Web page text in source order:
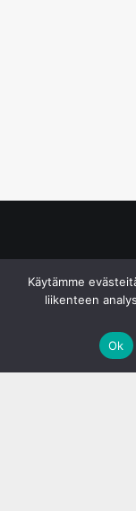
Käytämme
liikenteen
Ok